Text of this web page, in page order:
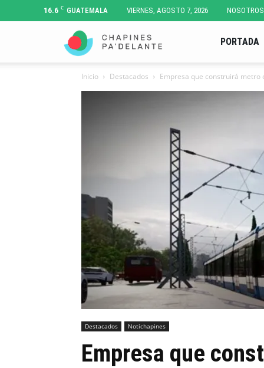
16.6 C GUATEMALA VIERNES, AGOSTO 7, 2026 NOSOTROS
Pa'
PORTADA
Inicio Destacados Empresa que construirá metro
Destacados Notichapines
Empresa que